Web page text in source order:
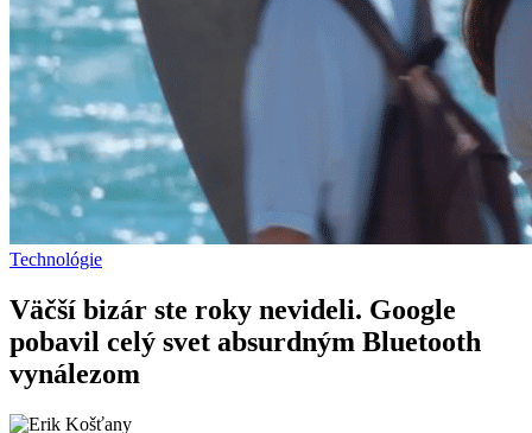
Technológie
Väčší bizár ste roky nevideli. Google
pobavil celý svet absurdným Bluetooth
vynálezom